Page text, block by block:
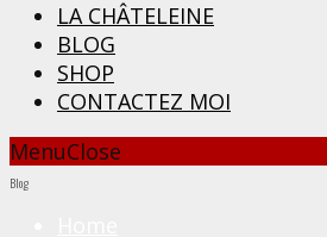
LA CHÂTELEINE
BLOG
SHOP
CONTACTEZ MOI
MenuClose
Blog